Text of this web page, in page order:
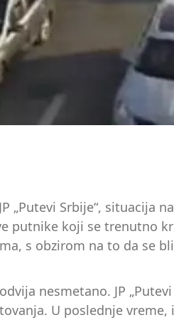
„Putevi Srbije“, situacija
putnike koji se trenutno
s obzirom na to da se
nesmetano. JP
U poslednje